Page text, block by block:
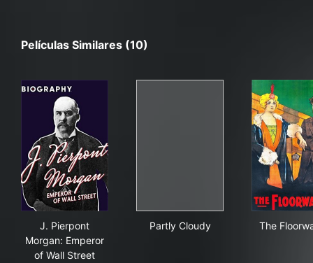
Películas Similares (10)
J. Pierpont
Morgan: Emperor
of Wall Street
Partly Cloudy The